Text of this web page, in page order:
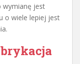
wymianę jest
o wiele lepiej jest